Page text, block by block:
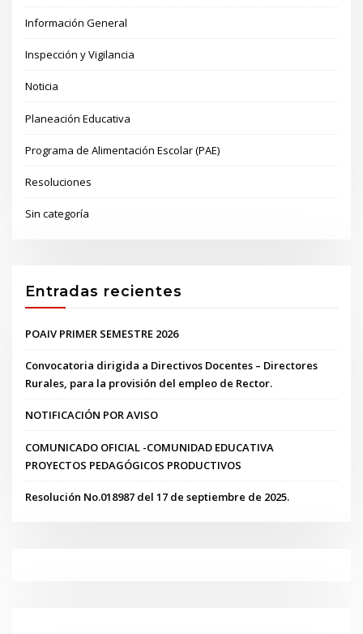
Información General
Inspección y Vigilancia
Noticia
Planeación Educativa
Programa de Alimentación Escolar (PAE)
Resoluciones
Sin categoría
Entradas recientes
POAIV PRIMER SEMESTRE 2026
Convocatoria dirigida a Directivos Docentes – Directores
Rurales, para la provisión del empleo de Rector.
NOTIFICACIÓN POR AVISO
COMUNICADO OFICIAL -COMUNIDAD EDUCATIVA
PROYECTOS PEDAGÓGICOS PRODUCTIVOS
Resolución No.018987 del 17 de septiembre de 2025.